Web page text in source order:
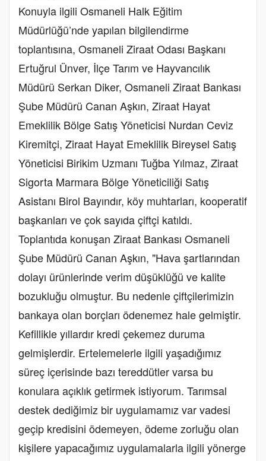
Konuyla ilgili Osmaneli Halk Eğitim
Müdürlüğü’nde yapılan bilgilendirme
toplantısına, Osmaneli Ziraat Odası Başkanı
Ertuğrul Ünver, İlçe Tarım ve Hayvancılık
Müdürü Serkan Diker, Osmaneli Ziraat Bankası
Şube Müdürü Canan Aşkın, Ziraat Hayat
Emeklilik Bölge Satış Yöneticisi Nurdan Ceviz
Kiremitçi, Ziraat Hayat Emeklilik Bireysel Satış
Yöneticisi Birikim Uzmanı Tuğba Yılmaz, Ziraat
Sigorta Marmara Bölge Yöneticiliği Satış
Asistanı Birol Bayındır, köy muhtarları, kooperatif
başkanları ve çok sayıda çiftçi katıldı.
Toplantıda konuşan Ziraat Bankası Osmaneli
Şube Müdürü Canan Aşkın, "Hava şartlarından
dolayı ürünlerinde verim düşüklüğü ve kalite
bozukluğu olmuştur. Bu nedenle çiftçilerimizin
bankaya olan borçları ödenemez hale gelmiştir.
Kefillikle yıllardır kredi çekemez duruma
gelmişlerdir. Ertelemelerle ilgili yaşadığımız
süreç içerisinde bazı tereddütler varsa bu
konulara açıklık getirmek istiyorum. Tarımsal
destek dediğimiz bir uygulamamız var vadesi
geçip kredisini ödemeyen, ödeme zorluğu olan
kişilere yapacağımız uygulamalarla ilgili yönerge